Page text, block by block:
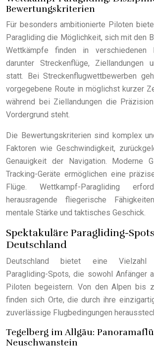
Bewertungskriterien
Für besonders ambitionierte Piloten
Paragliding die Möglichkeit, sich mit den
Wettkämpfe finden in verschiedenen
darunter Streckenflüge, Ziellandungen
statt. Bei Streckenflugwettbewerben
vorgegebene Route in möglichst kurzer
während bei Ziellandungen die
Vordergrund steht.
Die Bewertungskriterien sind komplex
Faktoren wie Geschwindigkeit,
Genauigkeit der Navigation. Moderne
Tracking-Geräte ermöglichen eine
Flüge. Wettkampf-Paragliding
herausragende fliegerische
mentale Stärke und taktisches Geschick.
Spektakuläre Paragliding-
Deutschland
Deutschland bietet eine Vielzahl
Paragliding-Spots, die sowohl Anfänger
Piloten begeistern. Von den Alpen bis
finden sich Orte, die durch ihre
zuverlässige Flugbedingungen
Tegelberg im Allgäu:
Neuschwanstein